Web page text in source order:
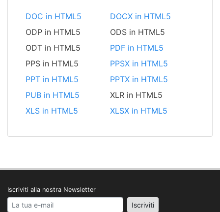
DOC in HTML5
DOCX in HTML5
ODP in HTML5
ODS in HTML5
ODT in HTML5
PDF in HTML5
PPS in HTML5
PPSX in HTML5
PPT in HTML5
PPTX in HTML5
PUB in HTML5
XLR in HTML5
XLS in HTML5
XLSX in HTML5
Iscriviti alla nostra Newsletter
Your email address Iscriviti